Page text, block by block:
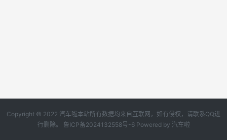
Copyright © 2022 汽车啦本站所有数据均来自互联网，如有侵权，请联系QQ进
行删除。 鲁ICP备2024132558号-6Powered by 汽车啦